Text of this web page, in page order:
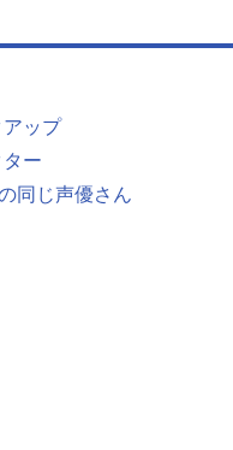
ップ
ー
同じ声優さん